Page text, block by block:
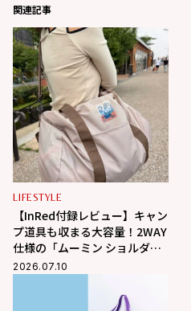
関連記事
LIFESTYLE
【InRed付録レビュー】キャン
プ道具も収まる大容量！2WAY
仕様の「ムーミン ショルダー
ストラップ付きボストンバッ
2026.07.10